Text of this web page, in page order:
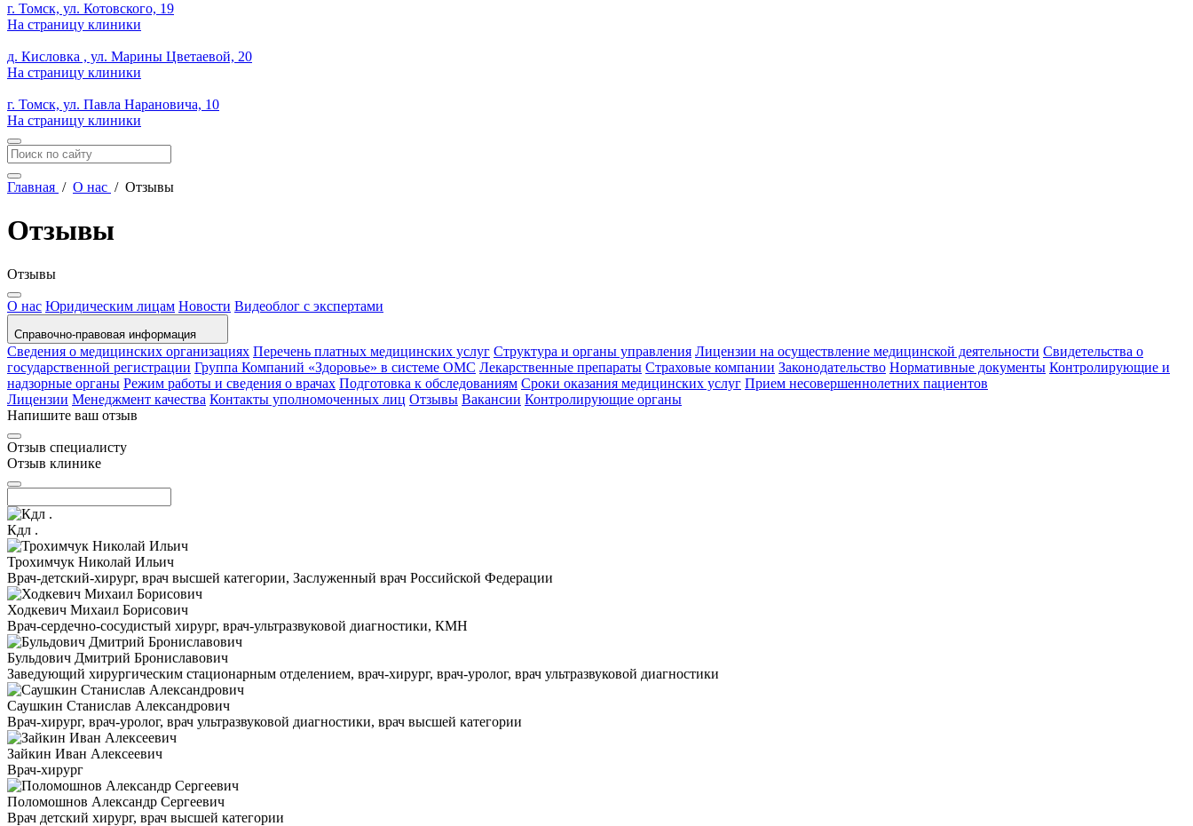
г. Томск, ул. Котовского, 19
На страницу клиники
д. Кисловка , ул. Марины Цветаевой, 20
На страницу клиники
г. Томск, ул. Павла Нарановича, 10
На страницу клиники
Главная / О нас / Отзывы
Отзывы
Отзывы
О нас Юридическим лицам Новости Видеоблог с экспертами
Справочно-правовая информация
Сведения о медицинских организациях Перечень платных медицинских услуг Структура и органы управления Лицензии на осуществление медицинской деятельности Свидетельства о
государственной регистрации Группа Компаний «Здоровье» в системе ОМС Лекарственные препараты Страховые компании Законодательство Нормативные документы Контролирующие и
надзорные органы Режим работы и сведения о врачах Подготовка к обследованиям Сроки оказания медицинских услуг Прием несовершеннолетних пациентов
Лицензии Менеджмент качества Контакты уполномоченных лиц Отзывы Вакансии Контролирующие органы
Напишите ваш отзыв
Отзыв специалисту
Отзыв клинике
Кдл .
Трохимчук Николай Ильич
Врач-детский-хирург, врач высшей категории, Заслуженный врач Российской Федерации
Ходкевич Михаил Борисович
Врач-сердечно-сосудистый хирург, врач-ультразвуковой диагностики, КМН
Бульдович Дмитрий Брониславович
Заведующий хирургическим стационарным отделением, врач-хирург, врач-уролог, врач ультразвуковой диагностики
Саушкин Станислав Александрович
Врач-хирург, врач-уролог, врач ультразвуковой диагностики, врач высшей категории
Зайкин Иван Алексеевич
Врач-хирург
Поломошнов Александр Сергеевич
Врач детский хирург, врач высшей категории